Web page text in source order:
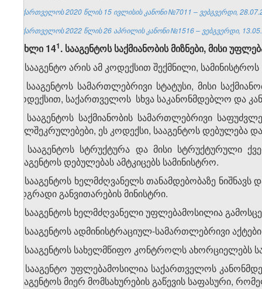
საქართველოს 2020 წლის 15 ივლისის კანონი №7011 – ვებგვერდი,
საქართველოს 2022 წლის 26 აპრილის კანონი №1516 – ვებგვერდი,
მუხლი 14​1. სააგენტოს საქმიანობის მიზნები, მისი
1. სააგენტო არის ამ კოდექსით შექმნილი,
2. სააგენტოს სამართლებრივი სტატუსი, მისი
კოდექსით, საქართველოს სხვა საკანონმდებლო და
3. სააგენტოს საქმიანობის სამართლებრივი
ხელშეკრულებები, ეს კოდექსი, სააგენტოს დებულება
4. სააგენტოს სტრუქტურა და მისი სტრუქტურული
სააგენტოს დებულებას ამტკიცებს სამინისტრო.
5. სააგენტოს ხელმძღვანელს თანამდებობაზე
მდგრადი განვითარების მინისტრი.
6. სააგენტოს ხელმძღვანელი უფლებამოსილია
7. სააგენტოს ადმინისტრაციულ-სამართლებრივი
8. სააგენტოს სახელმწიფო კონტროლს ახორციელებს
9. სააგენტო უფლებამოსილია საქართველოს
სააგენტოს მიერ მომსახურების გაწევის საფასური,